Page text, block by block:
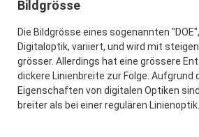
Bildgrösse
Die Bildgrösse eines sogenannten
Digitaloptik, variiert, und wird mit
grösser. Allerdings hat eine grössere
dickere Linienbreite zur Folge. Aufgrund
Eigenschaften von digitalen Optiken
breiter als bei einer regulären Linienoptik.